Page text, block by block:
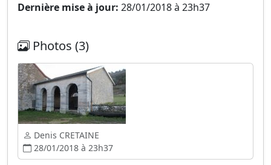
Dernière mise à jour: 28/01/2018 à 23h37
Photos (3)
Denis CRETAINE
28/01/2018 à 23h37